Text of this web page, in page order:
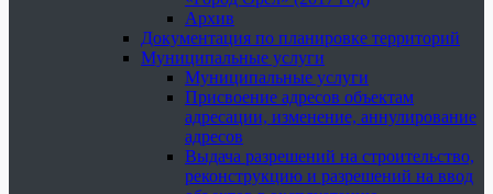
Архив
Документация по планировке территорий
Муниципальные услуги
Муниципальные услуги
Присвоение адресов объектам
адресации, изменение, аннулирование
адресов
Выдача разрешений на строительство,
реконструкцию и разрешений на ввод